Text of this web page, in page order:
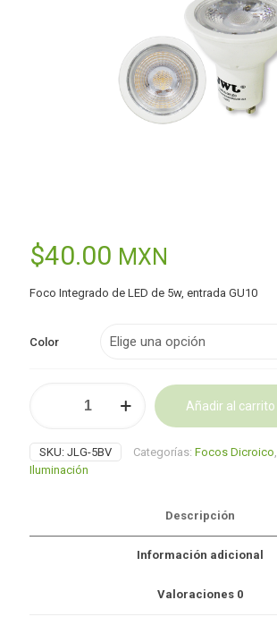
$40.00 MXN
Foco Integrado de LED de 5w, entrada GU10
Color
5W
GU10
cantidad
Añadir al carrito
SKU: JLG-5BV Categorías: Focos Dicroico,
Iluminación
Descripción
Información adicional
Valoraciones 0